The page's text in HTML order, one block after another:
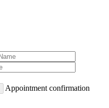
Appointment confirmation